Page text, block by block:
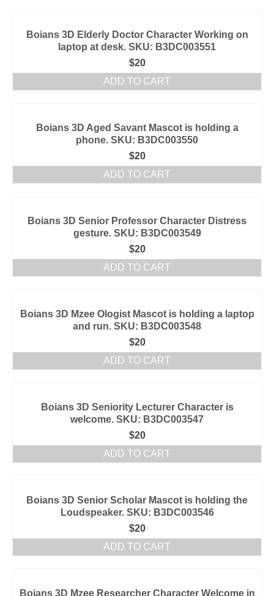
Boians 3D Elderly Doctor Character Working on
laptop at desk. SKU: B3DC003551
$20
ADD TO CART
Boians 3D Aged Savant Mascot is holding a
phone. SKU: B3DC003550
$20
ADD TO CART
Boians 3D Senior Professor Character Distress
gesture. SKU: B3DC003549
$20
ADD TO CART
Boians 3D Mzee Ologist Mascot is holding a laptop
and run. SKU: B3DC003548
$20
ADD TO CART
Boians 3D Seniority Lecturer Character is
welcome. SKU: B3DC003547
$20
ADD TO CART
Boians 3D Senior Scholar Mascot is holding the
Loudspeaker. SKU: B3DC003546
$20
ADD TO CART
Boians 3D Mzee Researcher Character Welcome in